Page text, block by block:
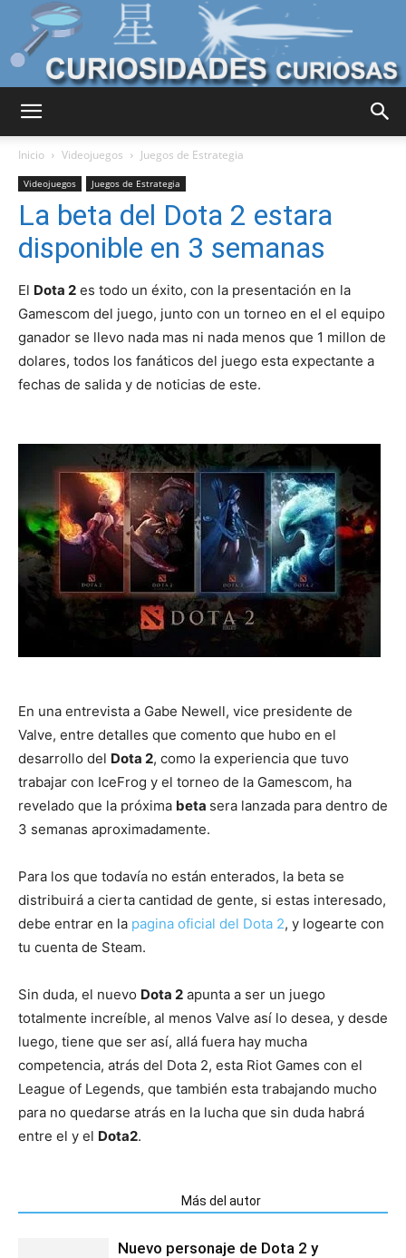
Curiosas
del
Mundo
Inicio Videojuegos Juegos de Estrategia
Videojuegos Juegos de Estrategia
La beta del Dota 2 estara
disponible en 3 semanas
El Dota 2 es todo un éxito, con la presentación en la
Gamescom del juego, junto con un torneo en el el equipo
ganador se llevo nada mas ni nada menos que 1 millon de
dolares, todos los fanáticos del juego esta expectante a
fechas de salida y de noticias de este.
En una entrevista a Gabe Newell, vice presidente de
Valve, entre detalles que comento que hubo en el
desarrollo del Dota 2, como la experiencia que tuvo
trabajar con IceFrog y el torneo de la Gamescom, ha
revelado que la próxima beta sera lanzada para dentro de
3 semanas aproximadamente.
Para los que todavía no están enterados, la beta se
distribuirá a cierta cantidad de gente, si estas interesado,
debe entrar en la pagina oficial del Dota 2, y logearte con
tu cuenta de Steam.
Sin duda, el nuevo Dota 2 apunta a ser un juego
totalmente increíble, al menos Valve así lo desea, y desde
luego, tiene que ser así, allá fuera hay mucha
competencia, atrás del Dota 2, esta Riot Games con el
League of Legends, que también esta trabajando mucho
para no quedarse atrás en la lucha que sin duda habrá
entre el y el Dota2.
Más del autor
Nuevo personaje de Dota 2 y